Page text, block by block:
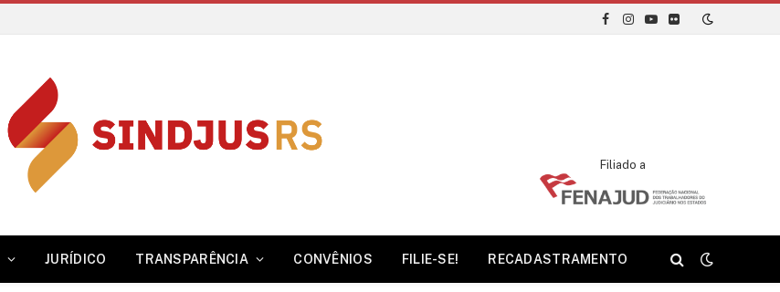
Facebook
Instagram
YouTube
Flickr
Filiado a
JURÍDICO TRANSPARÊNCIA CONVÊNIOS FILIE-SE! RECADASTRAMENTO